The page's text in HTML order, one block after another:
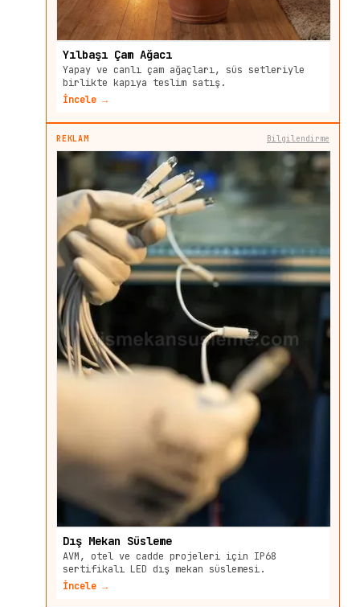
Yılbaşı Çam Ağacı
Yapay ve canlı çam ağaçları, süs setleriyle
birlikte kapıya teslim satış.
İncele →
REKLAM Bilgilendirme
Dış Mekan Süsleme
AVM, otel ve cadde projeleri için IP68
sertifikalı LED dış mekan süslemesi.
İncele →